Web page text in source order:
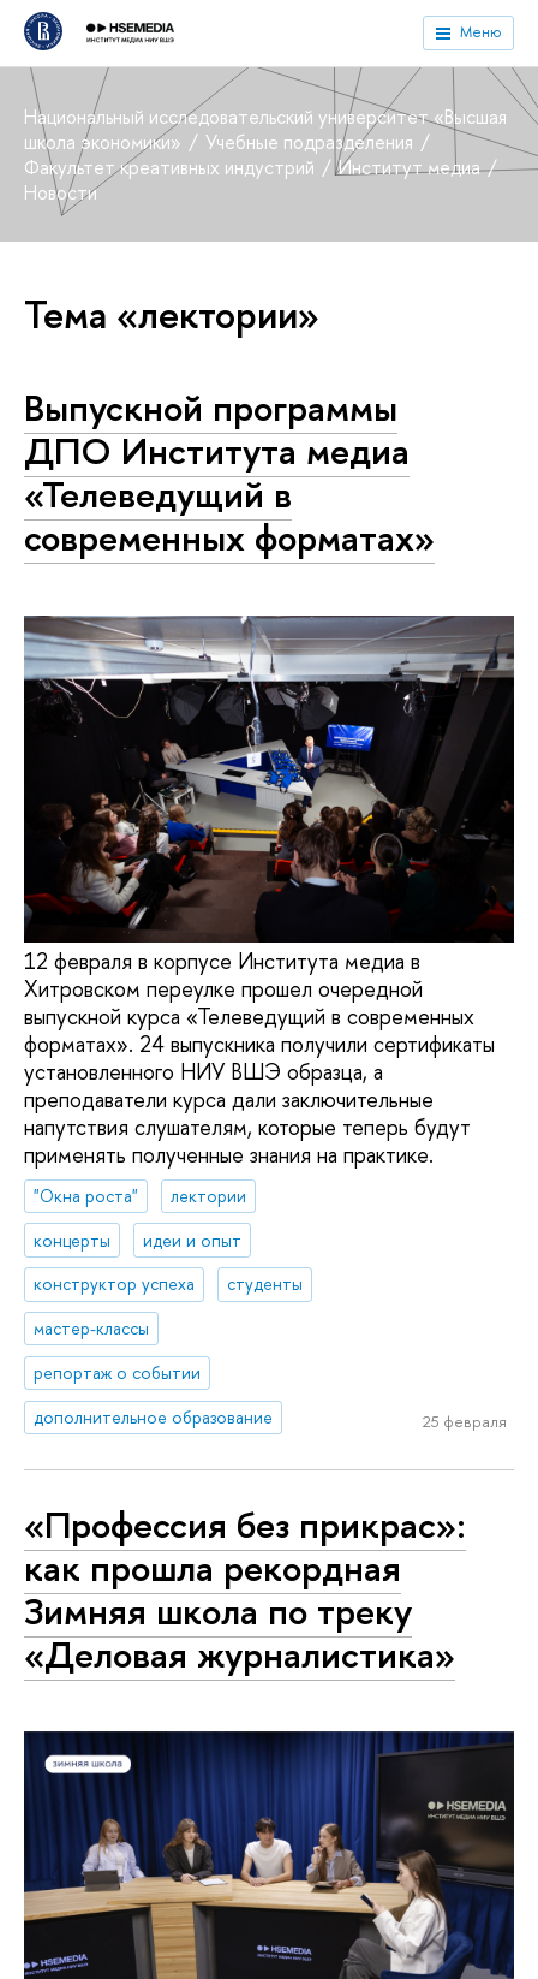
Меню
Национальный исследовательский университет «Высшая
школа экономики»
Учебные подразделения
Факультет креативных индустрий
Институт медиа
Новости
Тема «лектории»
Выпускной программы
ДПО Института медиа
«Телеведущий в
современных форматах»
12 февраля в корпусе Института медиа в
Хитровском переулке прошел очередной
выпускной курса «Телеведущий в современных
форматах». 24 выпускника получили сертификаты
установленного НИУ ВШЭ образца, а
преподаватели курса дали заключительные
напутствия слушателям, которые теперь будут
применять полученные знания на практике.
"Окна роста"
лектории
концерты
идеи и опыт
конструктор успеха
студенты
мастер-классы
репортаж о событии
дополнительное образование
25 февраля
«Профессия без прикрас»:
как прошла рекордная
Зимняя школа по треку
«Деловая журналистика»